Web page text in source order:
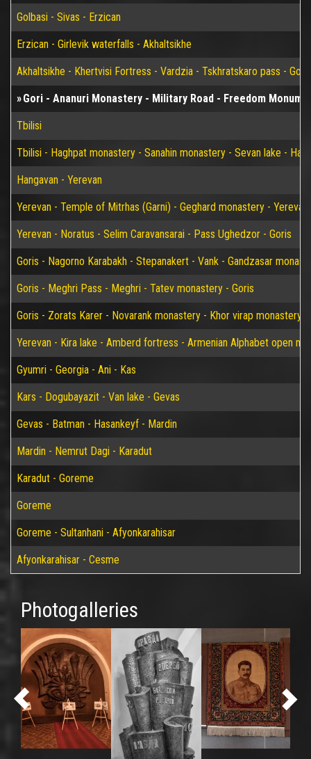
Golbasi - Sivas - Erzican
Erzican - Girlevik waterfalls - Akhaltsikhe
Akhaltsikhe - Khertvisi Fortress - Vardzia - Tskhratskaro pass - Gori
Gori - Ananuri Monastery - Military Road - Freedom
Tbilisi
Tbilisi - Haghpat monastery - Sanahin monastery - Sevan lake -
Hangavan - Yerevan
Yerevan - Temple of Mitrhas (Garni) - Geghard monastery - Yerevan
Yerevan - Noratus - Selim Caravansarai - Pass Ughedzor - Goris
Goris - Nagorno Karabakh - Stepanakert - Vank - Gandzasar
Goris - Meghri Pass - Meghri - Tatev monastery - Goris
Goris - Zorats Karer - Novarank monastery - Khor virap monastery -
Yerevan - Kira lake - Amberd fortress - Armenian Alphabet open
Gyumri - Georgia - Ani - Kas
Kars - Dogubayazit - Van lake - Gevas
Gevas - Batman - Hasankeyf - Mardin
Mardin - Nemrut Dagi - Karadut
Karadut - Goreme
Goreme
Goreme - Sultanhani - Afyonkarahisar
Afyonkarahisar - Cesme
Photogalleries